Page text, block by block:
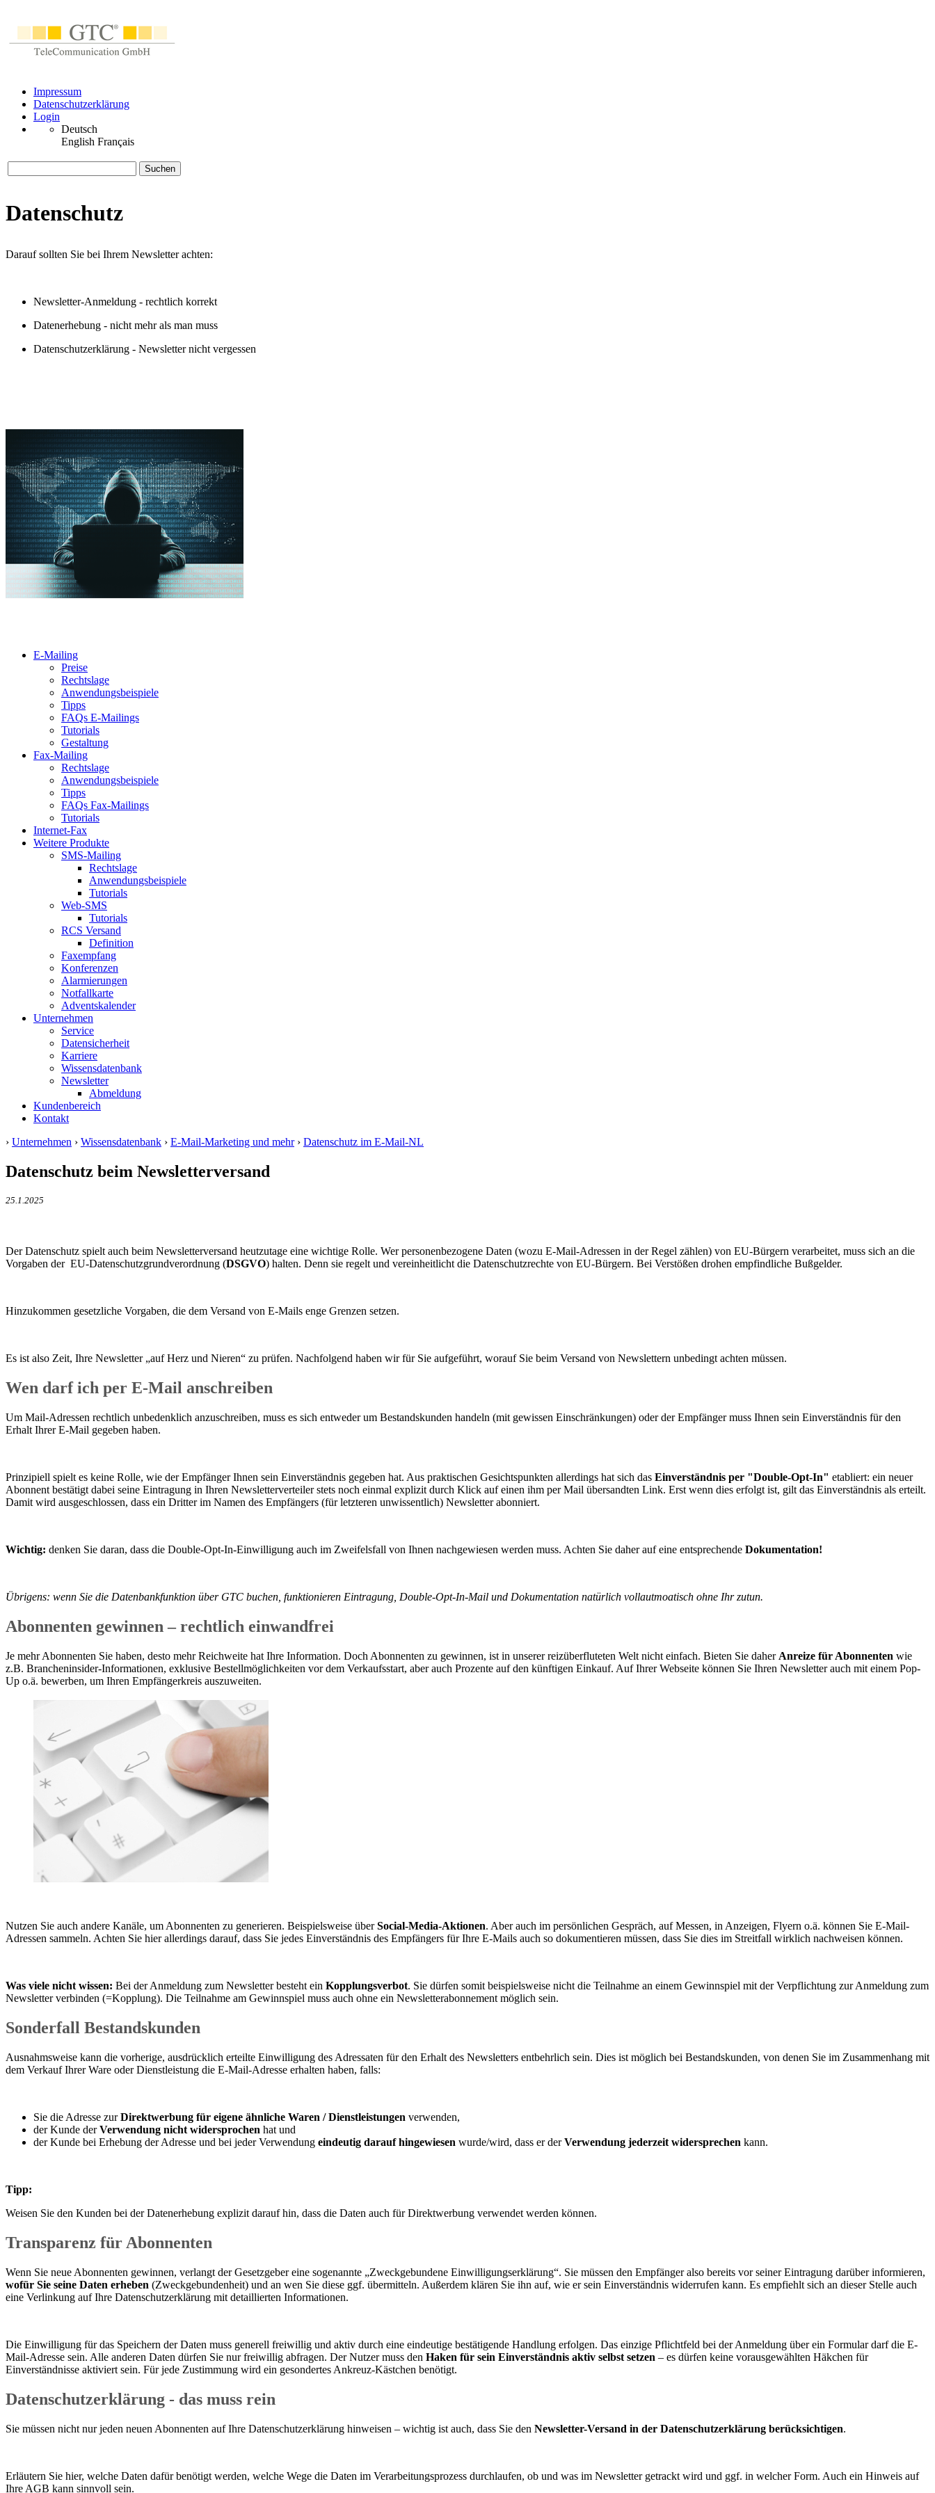
Impressum
Datenschutzerklärung
Login
Deutsch
English Français
Suchen
Datenschutz
Darauf sollten Sie bei Ihrem Newsletter achten:
Newsletter-Anmeldung - rechtlich korrekt
Datenerhebung - nicht mehr als man muss
Datenschutzerklärung - Newsletter nicht vergessen
E-Mailing
Preise
Rechtslage
Anwendungsbeispiele
Tipps
FAQs E-Mailings
Tutorials
Gestaltung
Fax-Mailing
Rechtslage
Anwendungsbeispiele
Tipps
FAQs Fax-Mailings
Tutorials
Internet-Fax
Weitere Produkte
SMS-Mailing
Rechtslage
Anwendungsbeispiele
Tutorials
Web-SMS
Tutorials
RCS Versand
Definition
Faxempfang
Konferenzen
Alarmierungen
Notfallkarte
Adventskalender
Unternehmen
Service
Datensicherheit
Karriere
Wissensdatenbank
Newsletter
Abmeldung
Kundenbereich
Kontakt
› Unternehmen › Wissensdatenbank › E-Mail-Marketing und mehr › Datenschutz im E-Mail-NL
Datenschutz beim Newsletterversand
25.1.2025
Der Datenschutz spielt auch beim Newsletterversand heutzutage eine wichtige Rolle. Wer personenbezogene Daten (wozu E-Mail-Adressen in der Regel zählen) von EU-Bürgern verarbeitet, muss sich an die
Vorgaben der EU-Datenschutzgrundverordnung (DSGVO) halten. Denn sie regelt und vereinheitlicht die Datenschutzrechte von EU-Bürgern. Bei Verstößen drohen empfindliche Bußgelder.
Hinzukommen gesetzliche Vorgaben, die dem Versand von E-Mails enge Grenzen setzen.
Es ist also Zeit, Ihre Newsletter „auf Herz und Nieren“ zu prüfen. Nachfolgend haben wir für Sie aufgeführt, worauf Sie beim Versand von Newslettern unbedingt achten müssen.
Wen darf ich per E-Mail anschreiben
Um Mail-Adressen rechtlich unbedenklich anzuschreiben, muss es sich entweder um Bestandskunden handeln (mit gewissen Einschränkungen) oder der Empfänger muss Ihnen sein Einverständnis für den
Erhalt Ihrer E-Mail gegeben haben.
Prinzipiell spielt es keine Rolle, wie der Empfänger Ihnen sein Einverständnis gegeben hat. Aus praktischen Gesichtspunkten allerdings hat sich das Einverständnis per "Double-Opt-In" etabliert: ein neuer
Abonnent bestätigt dabei seine Eintragung in Ihren Newsletterverteiler stets noch einmal explizit durch Klick auf einen ihm per Mail übersandten Link. Erst wenn dies erfolgt ist, gilt das Einverständnis als erteilt.
Damit wird ausgeschlossen, dass ein Dritter im Namen des Empfängers (für letzteren unwissentlich) Newsletter abonniert.
Wichtig: denken Sie daran, dass die Double-Opt-In-Einwilligung auch im Zweifelsfall von Ihnen nachgewiesen werden muss. Achten Sie daher auf eine entsprechende Dokumentation!
Übrigens: wenn Sie die Datenbankfunktion über GTC buchen, funktionieren Eintragung, Double-Opt-In-Mail und Dokumentation natürlich vollautmoatisch ohne Ihr zutun.
Abonnenten gewinnen – rechtlich einwandfrei
Je mehr Abonnenten Sie haben, desto mehr Reichweite hat Ihre Information. Doch Abonnenten zu gewinnen, ist in unserer reizüberfluteten Welt nicht einfach. Bieten Sie daher Anreize für Abonnenten wie
z.B. Brancheninsider-Informationen, exklusive Bestellmöglichkeiten vor dem Verkaufsstart, aber auch Prozente auf den künftigen Einkauf. Auf Ihrer Webseite können Sie Ihren Newsletter auch mit einem Pop-
Up o.ä. bewerben, um Ihren Empfängerkreis auszuweiten.
Nutzen Sie auch andere Kanäle, um Abonnenten zu generieren. Beispielsweise überSocial-Media-Aktionen. Aber auch im persönlichen Gespräch, auf Messen, in Anzeigen, Flyern o.ä. können Sie E-Mail-
Adressen sammeln. Achten Sie hier allerdings darauf, dass Sie jedes Einverständnis des Empfängers für Ihre E-Mails auch so dokumentieren müssen, dass Sie dies im Streitfall wirklich nachweisen können.
Was viele nicht wissen: Bei der Anmeldung zum Newsletter besteht ein Kopplungsverbot. Sie dürfen somit beispielsweise nicht die Teilnahme an einem Gewinnspiel mit der Verpflichtung zur Anmeldung zum
Newsletter verbinden (=Kopplung). Die Teilnahme am Gewinnspiel muss auch ohne ein Newsletterabonnement möglich sein.
Sonderfall Bestandskunden
Ausnahmsweise kann die vorherige, ausdrücklich erteilte Einwilligung des Adressaten für den Erhalt des Newsletters entbehrlich sein. Dies ist möglich bei Bestandskunden, von denen Sie im Zusammenhang mit
dem Verkauf Ihrer Ware oder Dienstleistung die E-Mail-Adresse erhalten haben, falls:
Sie die Adresse zurDirektwerbung für eigene ähnliche Waren / Dienstleistungen verwenden,
der Kunde derVerwendung nicht widersprochen hat und
der Kunde bei Erhebung der Adresse und bei jeder Verwendung eindeutig darauf hingewiesen wurde/wird, dass er derVerwendung jederzeit widersprechen kann.
Tipp:
Weisen Sie den Kunden bei der Datenerhebung explizit darauf hin, dass die Daten auch für Direktwerbung verwendet werden können.
Transparenz für Abonnenten
Wenn Sie neue Abonnenten gewinnen, verlangt der Gesetzgeber eine sogenannte „Zweckgebundene Einwilligungserklärung“. Sie müssen den Empfänger also bereits vor seiner Eintragung darüber informieren,
wofür Sie seine Daten erheben (Zweckgebundenheit) und an wen Sie diese ggf. übermitteln. Außerdem klären Sie ihn auf, wie er sein Einverständnis widerrufen kann. Es empfiehlt sich an dieser Stelle auch
eine Verlinkung auf Ihre Datenschutzerklärung mit detaillierten Informationen.
Die Einwilligung für das Speichern der Daten muss generell freiwillig und aktiv durch eine eindeutige bestätigende Handlung erfolgen. Das einzige Pflichtfeld bei der Anmeldung über ein Formular darf die E-
Mail-Adresse sein. Alle anderen Daten dürfen Sie nur freiwillig abfragen. Der Nutzer muss den Haken für sein Einverständnis aktiv selbst setzen – es dürfen keine vorausgewählten Häkchen für
Einverständnisse aktiviert sein. Für jede Zustimmung wird ein gesondertes Ankreuz-Kästchen benötigt.
Datenschutzerklärung - das muss rein
Sie müssen nicht nur jeden neuen Abonnenten auf Ihre Datenschutzerklärung hinweisen – wichtig ist auch, dass Sie den Newsletter-Versand in der Datenschutzerklärung berücksichtigen.
Erläutern Sie hier, welche Daten dafür benötigt werden, welche Wege die Daten im Verarbeitungsprozess durchlaufen, ob und was im Newsletter getrackt wird und ggf. in welcher Form. Auch ein Hinweis auf
Ihre AGB kann sinnvoll sein.